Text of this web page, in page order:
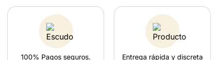
100% Pagos seguros. Entrega rápida y discreta